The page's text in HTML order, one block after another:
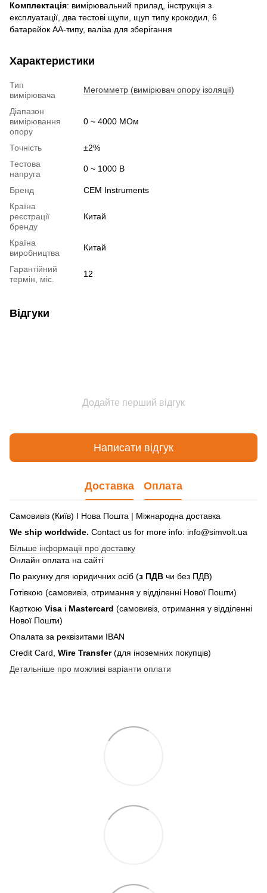
Комплектація: вимірювальний прилад, інструкція з
експлуатації, два тестові щупи, щуп типу крокодил, 6
батарейок АА-типу, валіза для зберігання
Характеристики
Тип
вимірювача
Мегомметр (вимірювач опору ізоляції)
Діапазон
вимірювання
опору
0 ~ 4000 МОм
Точність
±2%
Тестова
напруга
0 ~ 1000 В
Бренд
CEM Instruments
Країна
реєстрації
бренду
Китай
Країна
виробництва
Китай
Гарантійний
термін, міс.
12
Відгуки
Додайте перший відгук
Написати відгук
Доставка Оплата
Самовивіз (Київ) І Нова Пошта | Міжнародна доставка
We ship worldwide. Contact us for more info: info@simvolt.ua
Більше інформації про доставку
Онлайн оплата на сайті
По рахунку для юридичних осіб (з ПДВ чи без ПДВ)
Готівкою (самовивіз, отримання у відділенні Нової Пошти)
Карткою Visa і Mastercard (самовивіз, отримання у відділенні
Нової Пошти)
Опалата за реквізитами IBAN
Credit Card, Wire Transfer(для іноземних покупців)
Детальніше про можливі варіанти оплати